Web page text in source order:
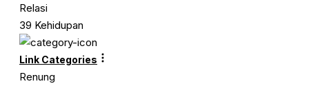
Relasi
39 Kehidupan
Link Categories
Renung